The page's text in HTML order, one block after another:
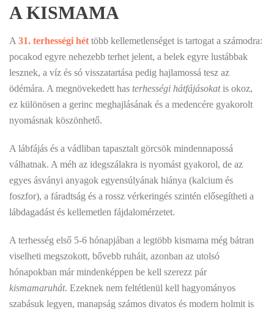
A KISMAMA
A 31. terhességi hét több kellemetlenséget is tartogat a számodra:
pocakod egyre nehezebb terhet jelent, a belek egyre lustábbak
lesznek, a víz és só visszatartása pedig hajlamossá tesz az
ödémára. A megnövekedett has terhességi hátfájásokatis okoz,
ez különösen a gerinc meghajlásának és a medencére gyakorolt
nyomásnak köszönhető.
A lábfájás és a vádliban tapasztalt görcsök mindennapossá
válhatnak. A méh az idegszálakra is nyomást gyakorol, de az
egyes ásványi anyagok egyensúlyának hiánya (kalcium és
foszfor), a fáradtság és a rossz vérkeringés szintén elősegítheti a
lábdagadást és kellemetlen fájdalomérzetet.
A terhesség első 5-6 hónapjában a legtöbb kismama még bátran
viselheti megszokott, bővebb ruháit, azonban az utolsó
hónapokban már mindenképpen be kell szerezz pár
kismamaruhát. Ezeknek nem feltétlenül kell hagyományos
szabásuk legyen, manapság számos divatos és modern holmit is